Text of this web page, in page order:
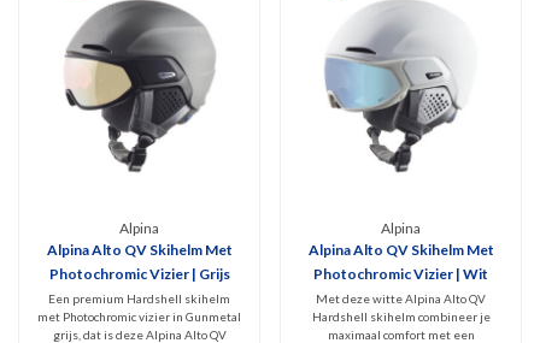
Alpina
Alpina Alto QV Skihelm Met
Photochromic Vizier | Grijs
Een premium Hardshell skihelm
met Photochromic vizier in Gunmetal
grijs, dat is deze Alpina Alto QV
Alpina
Alpina Alto QV Skihelm Met
Photochromic Vizier | Wit
Met deze witte Alpina Alto QV
Hardshell skihelm combineer je
maximaal comfort met een